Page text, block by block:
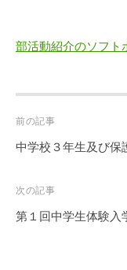
部活動紹介のソフト
Post
navigation
前の記事
中学校３年生及び保
次の記事
第１回中学生体験入